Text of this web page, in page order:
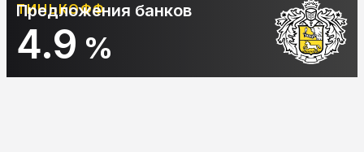
ТИНЬКОФФ
4.9 %
Предложения банков